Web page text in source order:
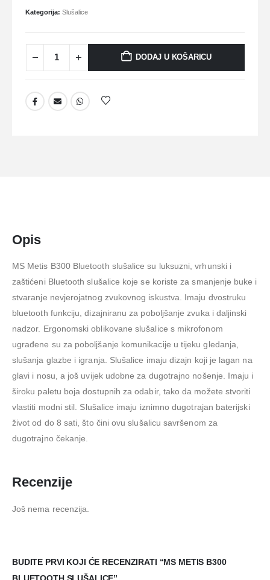
Kategorija:Slušalice
DODAJ U KOŠARICU
Opis
MS Metis B300 Bluetooth slušalice su luksuzni, vrhunski i
zaštićeni Bluetooth slušalice koje se koriste za smanjenje buke i
stvaranje nevjerojatnog zvukovnog iskustva. Imaju dvostruku
bluetooth funkciju, dizajniranu za poboljšanje zvuka i daljinski
nadzor. Ergonomski oblikovane slušalice s mikrofonom
ugrađene su za poboljšanje komunikacije u tijeku gledanja,
slušanja glazbe i igranja. Slušalice imaju dizajn koji je lagan na
glavi i nosu, a još uvijek udobne za dugotrajno nošenje. Imaju i
široku paletu boja dostupnih za odabir, tako da možete stvoriti
vlastiti modni stil. Slušalice imaju iznimno dugotrajan baterijski
život od do 8 sati, što čini ovu slušalicu savršenom za
dugotrajno čekanje.
Recenzije
Još nema recenzija.
BUDITE PRVI KOJI ĆE RECENZIRATI “MS METIS B300